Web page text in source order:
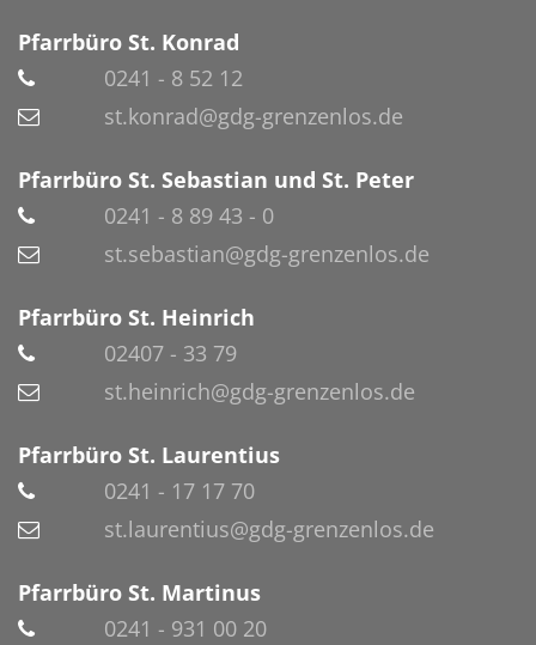
Pfarrbüro St. Konrad
0241 - 8 52 12
st.konrad@gdg-grenzenlos.de
Pfarrbüro St. Sebastian und St. Peter
0241 - 8 89 43 - 0
st.sebastian@gdg-grenzenlos.de
Pfarrbüro St. Heinrich
02407 - 33 79
st.heinrich@gdg-grenzenlos.de
Pfarrbüro St. Laurentius
0241 - 17 17 70
st.laurentius@gdg-grenzenlos.de
Pfarrbüro St. Martinus
0241 - 931 00 20